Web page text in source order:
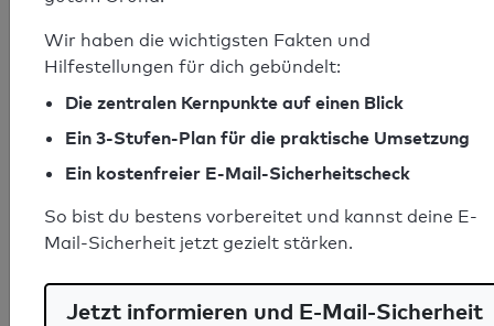
SPF-Check bestanden
Ihr SPF-Record Prüfergebnis
Syntaxprüfung: 0 Fehler
E-Mail-Spoofingschutz: Gut
Wir haben die wichtigsten Fakten und
Hilfestellungen für dich gebündelt:
Die zentralen Kernpunkte auf einen Blick
Ein 3-Stufen-Plan für die praktische Umsetzung
Ein kostenfreier E-Mail-Sicherheitscheck
So bist du bestens vorbereitet und kannst deine E-
Mail-Sicherheit jetzt gezielt stärken.
Jetzt informieren und E-Mail-Sicherheit